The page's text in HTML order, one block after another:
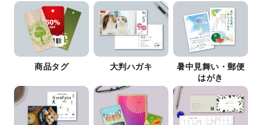
商品タグ 大判ハガキ
暑中見舞い・郵便
はがき